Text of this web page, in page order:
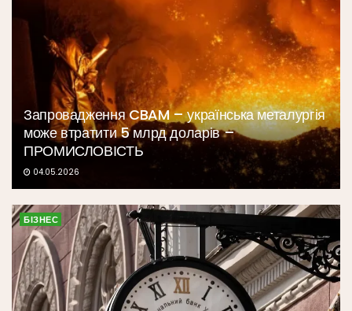
Запровадження CBAM – українська металургія
може втратити 5 млрд доларів –
ПРОМИСЛОВІСТЬ
04.05.2026
БІЗНЕС